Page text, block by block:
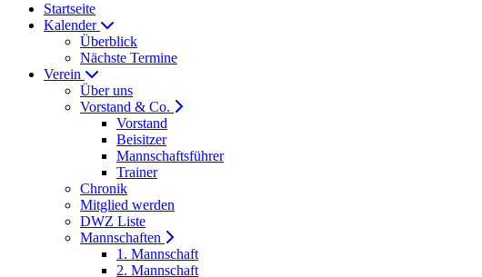
Startseite
Kalender
Überblick
Nächste Termine
Verein
Über uns
Vorstand & Co.
Vorstand
Beisitzer
Mannschaftsführer
Trainer
Chronik
Mitglied werden
DWZ Liste
Mannschaften
1. Mannschaft
2. Mannschaft